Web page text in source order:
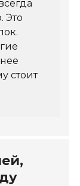
Это
стоит